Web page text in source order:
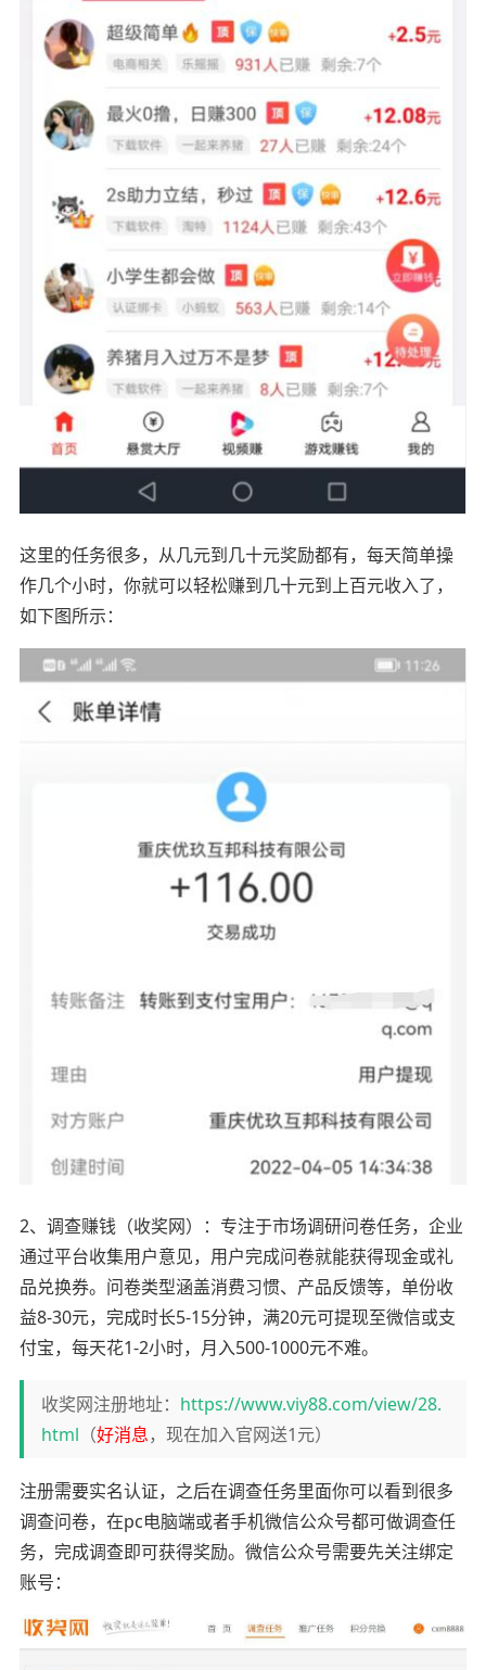
这里的任务很多，从几元到几十元奖励都有，每天简单操
作几个小时，你就可以轻松赚到几十元到上百元收入了，
如下图所示：
2、调查赚钱（收奖网）：专注于市场调研问卷任务，企业
通过平台收集用户意见，用户完成问卷就能获得现金或礼
品兑换券。问卷类型涵盖消费习惯、产品反馈等，单份收
益8-30元，完成时长5-15分钟，满20元可提现至微信或支
付宝，每天花1-2小时，月入500-1000元不难。
收奖网注册地址： https://www.viy88.com/view/28.
html （好消息，现在加入官网送1元）
注册需要实名认证，之后在调查任务里面你可以看到很多
调查问卷，在pc电脑端或者手机微信公众号都可做调查任
务，完成调查即可获得奖励。微信公众号需要先关注绑定
账号：